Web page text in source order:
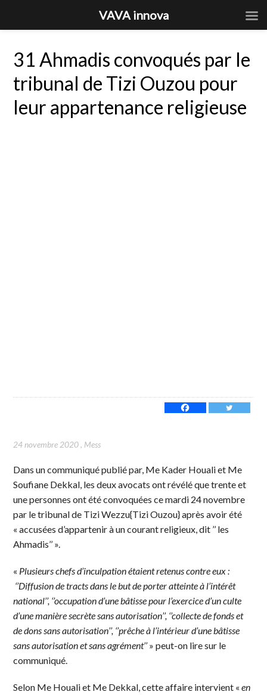
31 Ahmadis convoqués par le
tribunal de Tizi Ouzou pour
leur appartenance religieuse
24 novembre 2020, Mess
Dans un communiqué publié par, Me Kader Houali et Me
Soufiane Dekkal, les deux avocats ont révélé que trente et
une personnes ont été convoquées ce mardi 24 novembre
par le tribunal de Tizi Wezzu{Tizi Ouzou} après avoir été
« accusées d’appartenir à un courant religieux, dit ’’ les
Ahmadis’’ ».
« Plusieurs chefs d’inculpation étaient retenus contre eux :
‘’Diffusion de tracts dans le but de porter atteinte à l’intérêt
national’’, ‘’occupation d’une bâtisse pour l’exercice d’un culte
d’une manière secrète sans autorisation’’, ‘’collecte de fonds et
de dons sans autorisation’’, ‘’prêche à l’intérieur d’une bâtisse
sans autorisation et sans agrément’’» peut-on lire sur le
communiqué.
Selon Me Houali et Me Dekkal, cette affaire intervient « en
VAVA innova